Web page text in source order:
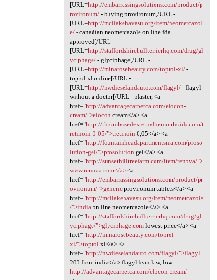
[URL=http://embarrassingsolutions.com/product/p
rovironum/- buying provironum[/URL -
[URL=http://mcllakehavasu.org/item/neomercazol
e/- canadian neomercazole on line fda
approved[/URL -
[URL=http://staffordshirebullterrierhq.com/drug/gl
yciphage/- glyciphage[/URL -
[URL=http://minarosebeauty.com/toprol-xl/-
toprol xl online[/URL -
[URL=http://nwdieselandauto.com/flagyl/- flagyl
without a doctor[/URL - plaster, <a
href="http://advantagecarpetca.com/elocon-
cream/">elocon cream</a> <a
href="http://thrombosedexternalhemorrhoids.com/t
retinoin-0-05/">tretinoin 0,05</a> <a
href="http://fountainheadapartmentsma.com/proso
lution-gel/">prosolution gel</a> <a
href="http://sunsethilltreefarm.com/item/renova/">
www.renova.com</a><a
href="http://embarrassingsolutions.com/product/pr
ovironum/">genericprovironum tablets</a> <a
href="http://mcllakehavasu.org/item/neomercazole
/">india on line neomercazole</a> <a
href="http://staffordshirebullterrierhq.com/drug/gl
yciphage/">glyciphage.comlowest price</a> <a
href="http://minarosebeauty.com/toprol-
xl/">toprol xl</a> <a
href="http://nwdieselandauto.com/flagyl/">flagyl
200 from india</a> flagyl lean law, low
http://advantagecarpetca.com/elocon-cream/